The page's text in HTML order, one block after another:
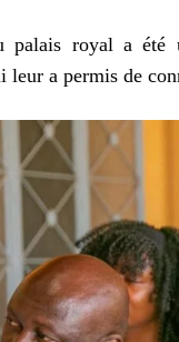
palais royal a été
leur a permis de